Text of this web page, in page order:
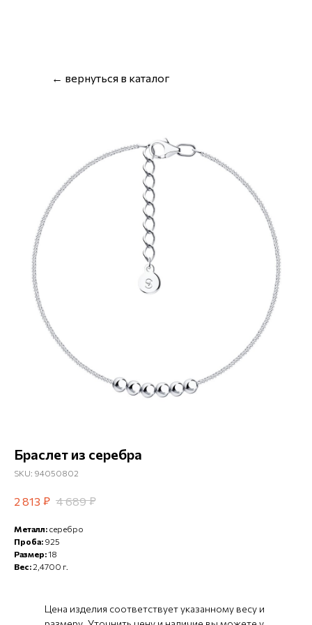
← вернуться в каталог
Браслет из серебра
SKU: 94050802
2 813 ₽ 4 689 ₽
Металл: серебро
Проба: 925
Размер:18
Вес:2,4700 г.
Цена изделия соответствует указанному весу и